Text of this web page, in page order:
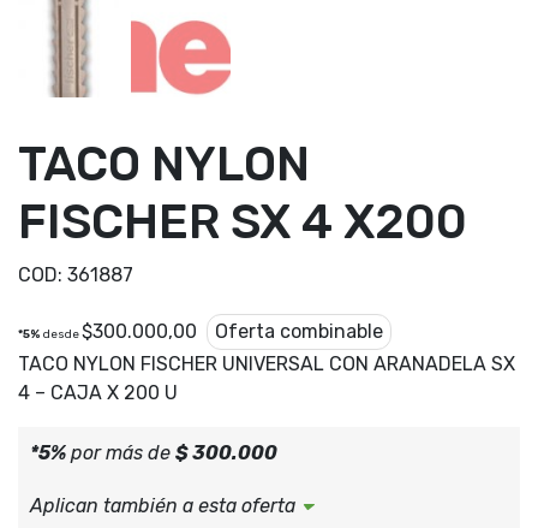
TACO NYLON
FISCHER SX 4 X200
COD: 361887
*5% desde$300.000,00
Oferta combinable
TACO NYLON FISCHER UNIVERSAL CON ARANADELA SX
4 – CAJA X 200 U
*5% por más de $ 300.000
Aplican también a esta oferta